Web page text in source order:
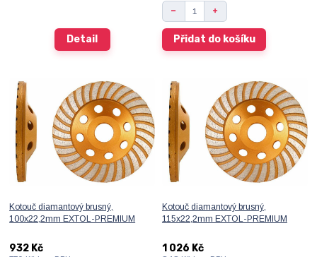
Detail Přidat do košíku
Kotouč diamantový brusný,
100x22,2mm EXTOL-PREMIUM
932 Kč
Kotouč diamantový brusný,
115x22,2mm EXTOL-PREMIUM
1 026 Kč